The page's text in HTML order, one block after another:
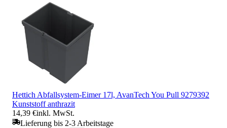
Hettich Abfallsystem-Eimer 17l, AvanTech You Pull 9279392
Kunststoff anthrazit
14,39 €inkl. MwSt.
Lieferung bis 2-3 Arbeitstage